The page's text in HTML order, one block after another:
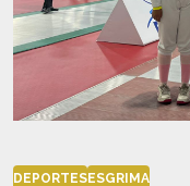
DEPORTESESGRIMA